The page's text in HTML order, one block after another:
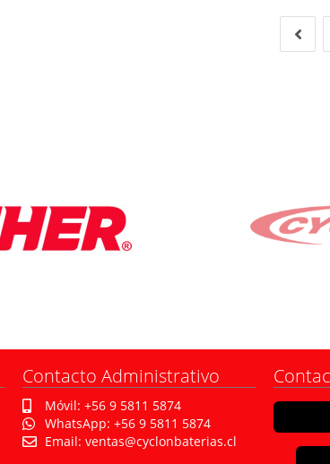
Contacto Administrativo
Móvil: +56 9 5811 5874
WhatsApp: +56 9 5811 5874
Email: ventas@cyclonbaterias.cl